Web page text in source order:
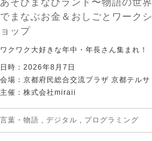
でまなぶお金＆おしごとワークシ
ョップ
ワクワク大好きな年中・年長さん集まれ！
日時：2026年8月7日
会場：京都府民総合交流プラザ 京都テルサ
主催：株式会社miraii
言葉・物語 デジタル プログラミング